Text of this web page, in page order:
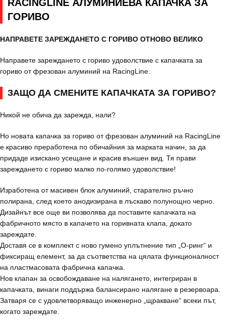
RACINGLINE АЛУМИНИЕВА КАПАЧКА ЗА
ГОРИВО
НАПРАВЕТЕ ЗАРЕЖДАНЕТО С ГОРИВО ОТНОВО ВЕЛИКО
Направете зареждането с гориво удоволствие с капачката за
гориво от фрезован алуминий на RacingLine.
ЗАЩО ДА СМЕНИТЕ КАПАЧКАТА ЗА ГОРИВО?
Никой не обича да зарежда, нали?
Но новата капачка за гориво от фрезован алуминий на RacingLine
е красиво преработена по обичайния за марката начин, за да
придаде изискано усещане и красив външен вид. Тя прави
зареждането с гориво малко по-голямо удоволствие!
Изработена от масивен блок алуминий, старателно ръчно
полирана, след което анодизирана в лъскаво полунощно черно.
Дизайнът все още ви позволява да поставите капачката на
фабричното място в капачето на горивната клапа, докато
зареждате.
Доставя се в комплект с ново гумено уплътнение тип „О-ринг“ и
фиксиращ елемент, за да съответства на цялата функционалност
на пластмасовата фабрична капачка.
Нов клапан за освобождаване на налягането, интегриран в
капачката, винаги поддържа балансирано налягане в резервоара.
Затваря се с удовлетворяващо инженерно „щракване“ всеки път,
когато зареждате.